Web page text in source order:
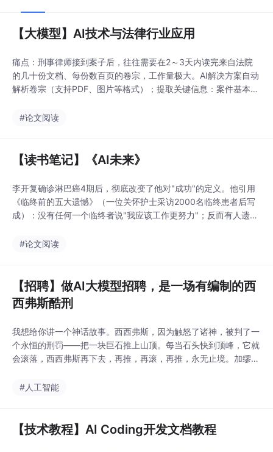
【大模型】AI技术与法律行业应用
痛点：刑事律师接到案子后，往往需要在2～3天内读完来自法院
的几十份文档、每份数百页的卷宗，工作量极大。AI解决方案自动
解析卷宗（支持PDF、图片等格式）；提取关键信息：案件基本情
庭问答、辅助生成答辩状。
#论文阅读
【读书笔记】《AI未来》
李开复确诊淋巴癌4期后，彻底改变了他对"成功"的定义。他引用
《临终前的五大遗憾》（一位关怀护士采访2000名临终患者后写
成）：没有任何一个临终者说"我应该工作更努力"；反而有人遗
没有与爱的人多相处没有勇气表达真实自我工作挤占了生命中最重
#论文阅读
【招聘】做AI大模型招聘，是一场有编制的西
西弗斯酷刑
我想给你讲一个神话故事。西西弗斯，因为触怒了诸神，被判了一
个永恒的刑罚——把一块巨石推上山顶。每当石头快到顶峰，它就
会滚落，西西弗斯再下去，再推，再滚，再推，永无止境。加缪
招聘。如果他做过，他会把这句话吞回去。
#人工智能
【技术教程】AI Coding开发文档教程